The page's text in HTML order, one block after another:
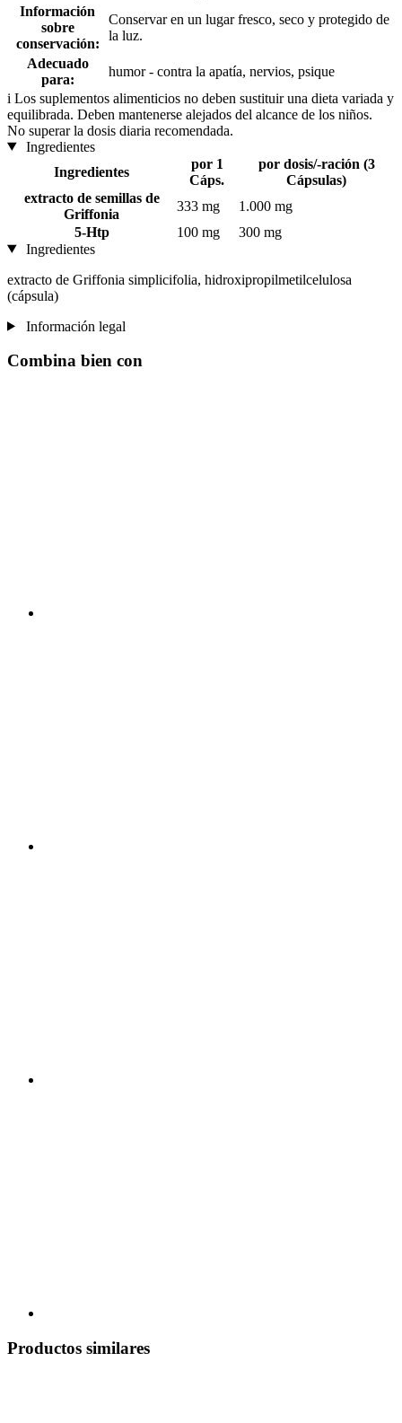
Información
sobre
conservación:
Conservar en un lugar fresco, seco y protegido de
la luz.
Adecuado
para:
humor - contra la apatía, nervios, psique
i Los suplementos alimenticios no deben sustituir una dieta variada y
equilibrada. Deben mantenerse alejados del alcance de los niños.
No superar la dosis diaria recomendada.
Ingredientes
Ingredientes
por 1
Cáps.
por dosis/-ración (3
Cápsulas)
extracto de semillas de
Griffonia
333 mg
1.000 mg
5-Htp
100 mg
300 mg
Ingredientes
extracto de Griffonia simplicifolia, hidroxipropilmetilcelulosa
(cápsula)
Información legal
Combina bien con
Productos similares